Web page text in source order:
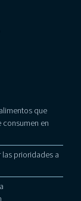
que
consumen en
las prioridades a